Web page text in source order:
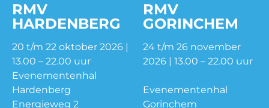
RMV
HARDENBERG
20 t/m 22 oktober 2026 |
13.00 – 22.00 uur
Evenementenhal
Hardenberg
Energieweg 2
RMV
GORINCHEM
24 t/m 26 november
2026 | 13.00 – 22.00 uur
Evenementenhal
Gorinchem